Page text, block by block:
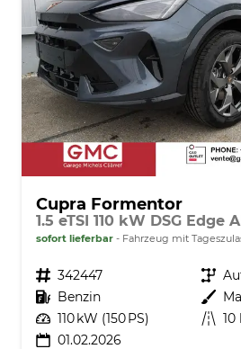
Cupra Formentor
1.5 eTSI 110 kW DSG Edge
sofort lieferbar Fahrzeug mit
Fahrzeugnr. 342447 Getriebe
Kraftstoff Benzin Außenfarbe
Leistung 110 kW (150 PS) Kilometerstand 10
01.02.2026